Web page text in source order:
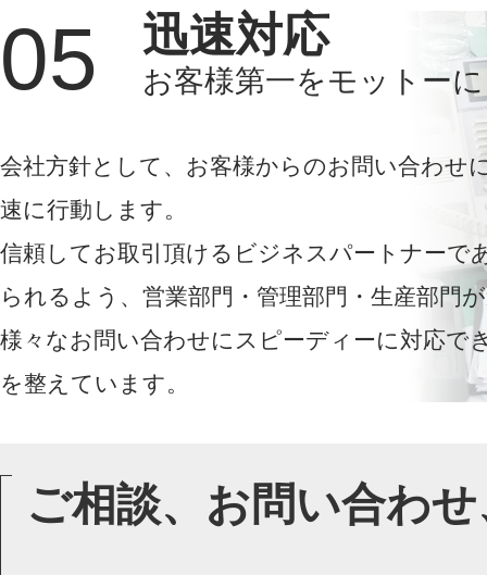
05 迅速対応
お客様第一をモットーに
会社方針として、お客様からのお問い合わせ
速に行動します。
信頼してお取引頂けるビジネスパートナーで
られるよう、営業部門・管理部門・生産部門
様々なお問い合わせにスピーディーに対応で
を整えています。
ご相談、お問い合わ